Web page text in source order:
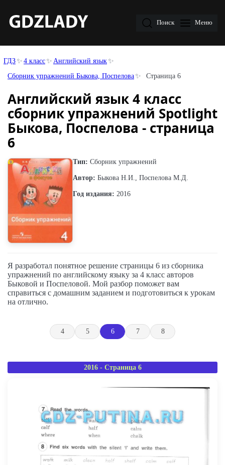
Поиск Меню
ГДЗ 4 класс
Английский язык
Сборник упражнений Быкова, Поспелова
Страница 6
Английский язык 4 класс
сборник упражнений Spotlight
Быкова, Поспелова - страница
6
Тип: Сборник упражнений
Автор: Быкова Н.И., Поспелова М.Д.
Год издания: 2016
Я разработал понятное решение страницы 6 из сборника
упражнений по английскому языку за 4 класс авторов
Быковой и Поспеловой. Мой разбор поможет вам
справиться с домашним заданием и подготовиться к урокам
на отлично.
4 5 6 7 8
2016 - Страница 6